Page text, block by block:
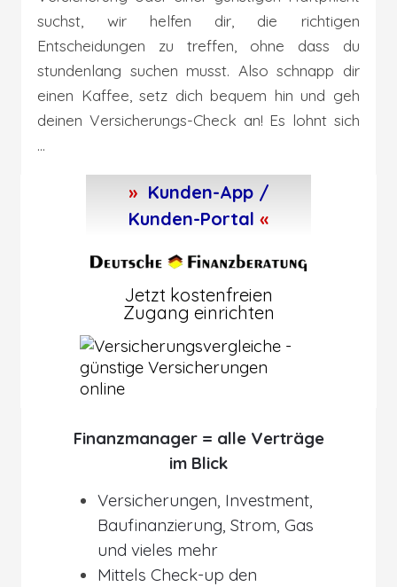
suchst, wir helfen dir, die richtigen
Entscheidungen zu treffen, ohne dass du
stundenlang suchen musst. Also schnapp dir
einen Kaffee, setz dich bequem hin und geh
deinen Versicherungs-Check an! Es lohnt sich
...
»Kunden-App /
Kunden-Portal «
Jetzt kostenfreien
Zugang einrichten
Finanzmanager= alle Verträge
im Blick
Versicherungen, Investment,
Baufinanzierung, Strom, Gas
und vieles mehr
Mittels Check-up den